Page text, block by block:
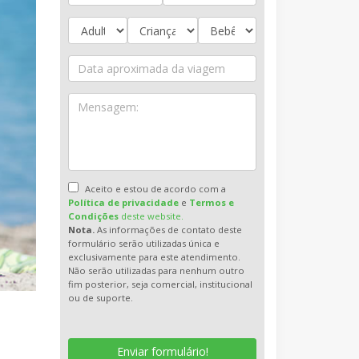
Aceito e estou de acordo com a
Política de privacidade e Termos e
Condições deste website.
Nota. As informações de contato deste
formulário serão utilizadas única e
exclusivamente para este atendimento.
Não serão utilizadas para nenhum outro
fim posterior, seja comercial, institucional
ou de suporte.
Enviar formulário!